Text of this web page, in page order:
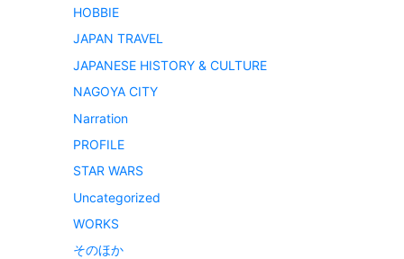
HOBBIE
JAPAN TRAVEL
JAPANESE HISTORY & CULTURE
NAGOYA CITY
Narration
PROFILE
STAR WARS
Uncategorized
WORKS
そのほか